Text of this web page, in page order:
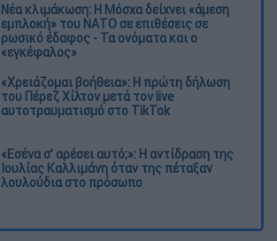
Νέα κλιμάκωση: Η Μόσχα δείχνει «άμεση
εμπλοκή» του ΝΑΤΟ σε επιθέσεις σε
ρωσικό έδαφος - Τα ονόματα και ο
«εγκέφαλος»
«Χρειάζομαι βοήθεια»: Η πρώτη δήλωση
του Πέρεζ Χίλτον μετά τον live
αυτοτραυματισμό στο TikTok
«Εσένα σ’ αρέσει αυτό;»: Η αντίδραση της
Ιουλίας Καλλιμάνη όταν της πέταξαν
λουλούδια στο πρόσωπο